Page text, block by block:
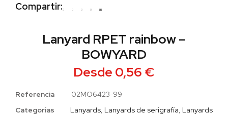
Lanyard RPET rainbow –
BOWYARD
Desde 0,56 €
Referencia
02MO6423-99
Categorias
Lanyards, Lanyards de serigrafía, Lanyards
Compartir: